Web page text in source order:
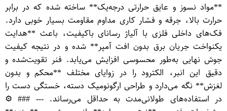
**مواد نسوز و عایق حرارتی درجه‌یک** ساخته شده که در برابر
حرارت بالا، جرقه و فشار کاری مداوم مقاومت بسیار خوبی دارد.
فک‌های داخلی فلزی با آلیاژ رسانای باکیفیت، باعث **هدایت
یکنواخت جریان برق بدون افت آمپر** شده و در نتیجه کیفیت
جوش نهایی به‌طور محسوسی افزایش می‌یابد. فنر تقویت‌شده و
دقیق این انبر، الکترود را در زوایای مختلف **محکم و بدون
لغزش** نگه می‌دارد و طراحی ارگونومیک دسته، خستگی دست را
در استفاده‌های طولانی‌مدت به حداقل می‌رساند. --- ### ⚙️